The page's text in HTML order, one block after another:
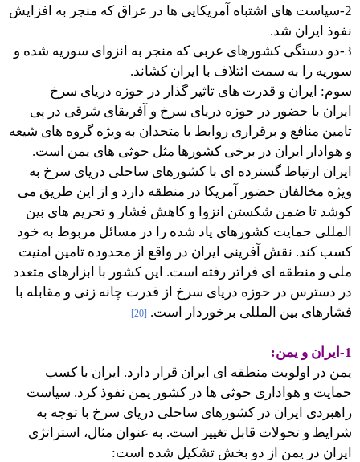
2-سیاست های اشتباه آمریکایی ها در عراق که منجر به افزایش
نفوذ ایران شد.
3-دو دستگی کشورهای عربی که منجر به انزوای سوریه شده و
سوریه را به سمت ائتلاف با ایران کشاند.
سوم: ایران و قدرت های تاثیر گذار در حوزه دریای سرخ
ایران با حضور در حوزه دریای سرخ و آفریقای شرقی در پی
تامین منافع و برقراری روابط با متحدان به ویژه گروه های شیعه
و هوادار ایران در برخی کشورها مثل حوثی های یمن است.
ایران ارتباط گسترده ای با کشورهای ساحلی دریای سرخ به
ویژه مخالفان حضور آمریکا در منطقه دارد و از این طریق می
کوشد تا ضمن شکستن انزوا و کاهش فشار و تحریم های بین
المللی حمایت کشورهای یاد شده را در مسائل مربوط به خود
کسب کند. نقش آفرینی ایران در واقع از محدوده تامین امنیت
ملی و منطقه ای فراتر رفته است. این کشور با ابزارهای متعدد
در دسترس در حوزه دریای سرخ از قدرت چانه زنی و مقابله با
فشارهای بین المللی برخوردار است. [20]
1-ایران و یمن:
یمن در اولویت منطقه ای ایران قرار دارد. ایران با کسب
حمایت و هواداری حوثی ها در کشور یمن نفوذ کرد. سیاست
راهبردی ایران در کشورهای ساحلی دریای سرخ با توجه به
شرایط و تحولات قابل تغییر است. به عنوان مثال، استراتژی
ایران در یمن از دو بخش تشکیل شده است: